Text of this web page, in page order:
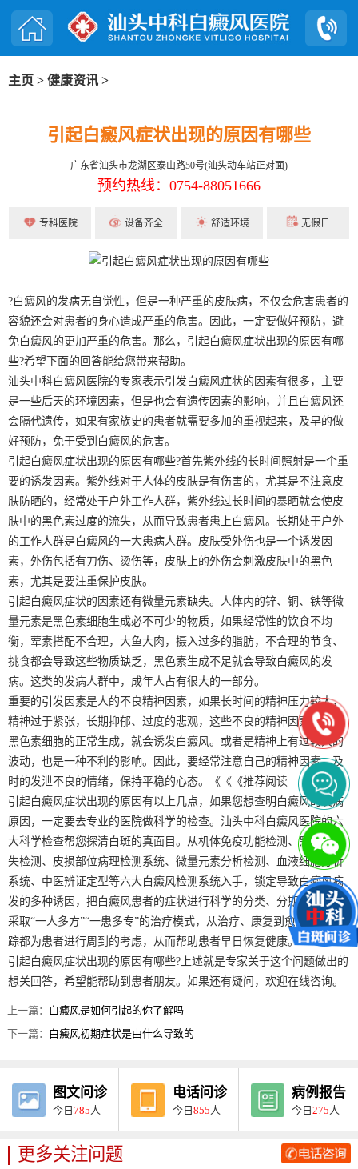
主页 > 健康资讯 >
引起白癜风症状出现的原因有哪些
广东省汕头市龙湖区泰山路50号(汕头动车站正对面)
预约热线：0754-88051666
专科医院 设备齐全 舒适环境 无假日
?白癜风的发病无自觉性，但是一种严重的皮肤病，不仅会危害患者的
容貌还会对患者的身心造成严重的危害。因此，一定要做好预防，避
免白癜风的更加严重的危害。那么，引起白癜风症状出现的原因有哪
些?希望下面的回答能给您带来帮助。
汕头中科白癜风医院的专家表示引发白癜风症状的因素有很多，主要
是一些后天的环境因素，但是也会有遗传因素的影响，并且白癜风还
会隔代遗传，如果有家族史的患者就需要多加的重视起来，及早的做
好预防，免于受到白癜风的危害。
引起白癜风症状出现的原因有哪些?首先紫外线的长时间照射是一个重
要的诱发因素。紫外线对于人体的皮肤是有伤害的，尤其是不注意皮
肤防晒的，经常处于户外工作人群，紫外线过长时间的暴晒就会使皮
肤中的黑色素过度的流失，从而导致患者患上白癜风。长期处于户外
的工作人群是白癜风的一大患病人群。皮肤受外伤也是一个诱发因
素，外伤包括有刀伤、烫伤等，皮肤上的外伤会刺激皮肤中的黑色
素，尤其是要注重保护皮肤。
引起白癜风症状的因素还有微量元素缺失。人体内的锌、铜、铁等微
量元素是黑色素细胞生成必不可少的物质，如果经常性的饮食不均
衡，荤素搭配不合理，大鱼大肉，摄入过多的脂肪，不合理的节食、
挑食都会导致这些物质缺乏，黑色素生成不足就会导致白癜风的发
病。这类的发病人群中，成年人占有很大的一部分。
重要的引发因素是人的不良精神因素，如果长时间的精神压力较大，
精神过于紧张，长期抑郁、过度的悲观，这些不良的精神因素不利于
黑色素细胞的正常生成，就会诱发白癜风。或者是精神上有过较大的
波动，也是一种不利的影响。因此，要经常注意自己的精神因素，及
时的发泄不良的情绪，保持平稳的心态。《《《推荐阅读
引起白癜风症状出现的原因有以上几点，如果您想查明白癜风的发病
原因，一定要去专业的医院做科学的检查。汕头中科白癜风医院的六
大科学检查帮您探清白斑的真面目。从机体免疫功能检测、黑色素脱
失检测、皮损部位病理检测系统、微量元素分析检测、血液细胞分析
系统、中医辨证定型等六大白癜风检测系统入手，锁定导致白癜风病
发的多种诱因，把白癜风患者的症状进行科学的分类、分期、分型。
采取“一人多方”“一患多专”的治疗模式，从治疗、康复到愈后巩固跟
踪都为患者进行周到的考虑，从而帮助患者早日恢复健康。
引起白癜风症状出现的原因有哪些?上述就是专家关于这个问题做出的
想关回答，希望能帮助到患者朋友。如果还有疑问，欢迎在线咨询。
上一篇： 白癜风是如何引起的你了解吗
下一篇： 白癜风初期症状是由什么导致的
图文问诊
今日785 人
电话问诊
今日855 人
病例报告
今日275 人
更多关注问题